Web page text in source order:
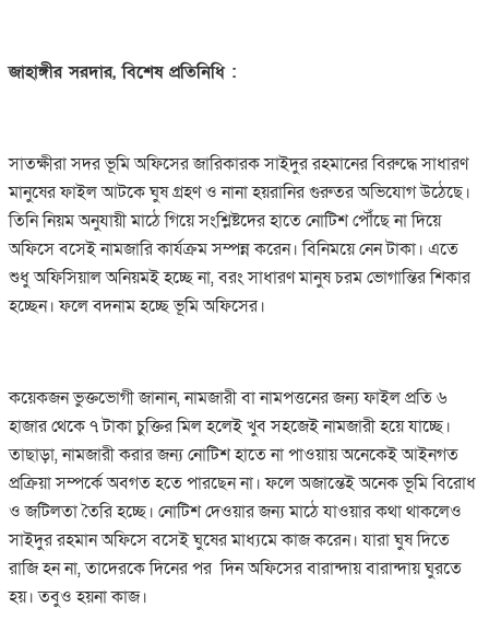
জাহাঙ্গীর সরদার, বিশেষ প্রতিনিধি :
সাতক্ষীরা সদর ভূমি অফিসের জারিকারক সাইদুর রহমানের বিরুদ্ধে সাধারণ
মানুষের ফাইল আটকে ঘুষ গ্রহণ ও নানা হয়রানির গুরুতর অভিযোগ উঠেছে।
তিনি নিয়ম অনুযায়ী মাঠে গিয়ে সংশ্লিষ্টদের হাতে নোটিশ পৌঁছে না দিয়ে
অফিসে বসেই নামজারি কার্যক্রম সম্পন্ন করেন। বিনিময়ে নেন টাকা। এতে
শুধু অফিসিয়াল অনিয়মই হচ্ছে না, বরং সাধারণ মানুষ চরম ভোগান্তির শিকার
হচ্ছেন। ফলে বদনাম হচ্ছে ভূমি অফিসের।
কয়েকজন ভুক্তভোগী জানান, নামজারী বা নামপত্তনের জন্য ফাইল প্রতি ৬
হাজার থেকে ৭ টাকা চুক্তির মিল হলেই খুব সহজেই নামজারী হয়ে যাচ্ছে।
তাছাড়া, নামজারী করার জন্য নোটিশ হাতে না পাওয়ায় অনেকেই আইনগত
প্রক্রিয়া সম্পর্কে অবগত হতে পারছেন না। ফলে অজান্তেই অনেক ভূমি বিরোধ
ও জটিলতা তৈরি হচ্ছে। নোটিশ দেওয়ার জন্য মাঠে যাওয়ার কথা থাকলেও
সাইদুর রহমান অফিসে বসেই ঘুষের মাধ্যমে কাজ করেন। যারা ঘুষ দিতে
রাজি হন না, তাদেরকে দিনের পর দিন অফিসের বারান্দায় বারান্দায় ঘুরতে
হয়। তবুও হয়না কাজ।